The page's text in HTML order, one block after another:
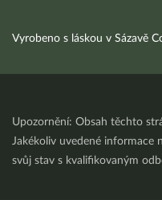
Vyrobeno s láskou v Sázavě
Upozornění: Obsah těchto
Jakékoliv uvedené informace
svůj stav s kvalifikovaným